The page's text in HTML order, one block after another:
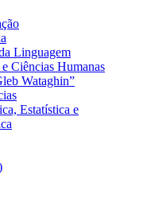
Linguagem
Ciências Humanas
Wataghin”
Estatística e